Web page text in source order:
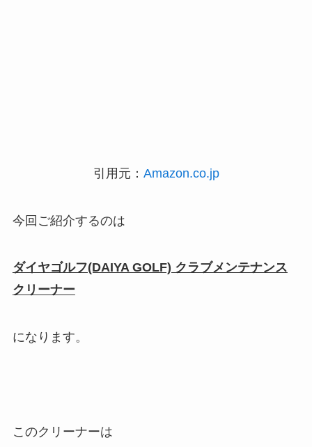
引用元： Amazon.co.jp
今回ご紹介するのは
ダイヤゴルフ(DAIYA GOLF) クラブメンテナンス
クリーナー
になります。
このクリーナーは